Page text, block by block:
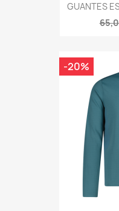
GUANTES
-20%